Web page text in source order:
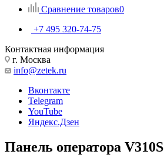
Сравнение товаров0
+7 495 320-74-75
Контактная информация
г. Москва
info@zetek.ru
Вконтакте
Telegram
YouTube
Яндекс.Дзен
Панель оператора V310S